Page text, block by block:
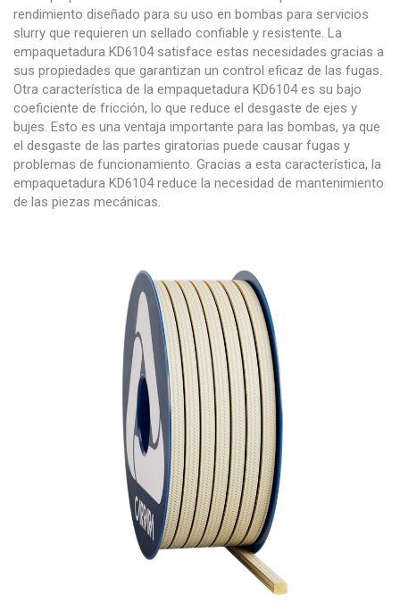
rendimiento diseñado para su uso en bombas para servicios
slurry que requieren un sellado confiable y resistente. La
empaquetadura KD6104 satisface estas necesidades gracias a
sus propiedades que garantizan un control eficaz de las fugas.
Otra característica de la empaquetadura KD6104 es su bajo
coeficiente de fricción, lo que reduce el desgaste de ejes y
bujes. Esto es una ventaja importante para las bombas, ya que
el desgaste de las partes giratorias puede causar fugas y
problemas de funcionamiento. Gracias a esta característica, la
empaquetadura KD6104 reduce la necesidad de mantenimiento
de las piezas mecánicas.